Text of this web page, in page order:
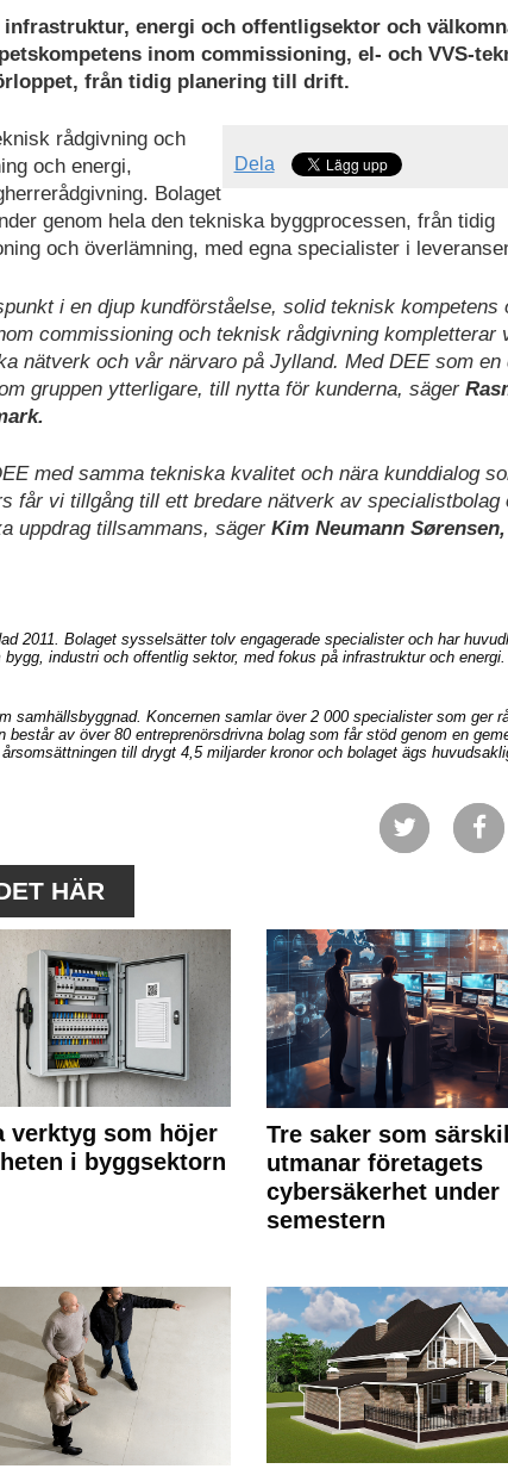
energi och offentligsektor och
inom commissioning, el- och VVS-
från tidig planering till drift.
Dela
rådgivning och
och energi,
Bolaget
genom hela den tekniska byggprocessen, från tidig
och överlämning, med egna specialister i
i en djup kundförståelse, solid teknisk kompetens
commissioning och teknisk rådgivning kompletterar
nätverk och vår närvaro på Jylland. Med DEE som en
gruppen ytterligare, till nytta för kunderna, säger
med samma tekniska kvalitet och nära kunddialog
får vi tillgång till ett bredare nätverk av specialistbolag
uppdrag tillsammans, säger Kim Neumann Sørensen,
2011. Bolaget sysselsätter tolv engagerade specialister och har
industri och offentlig sektor, med fokus på infrastruktur och energi.
samhällsbyggnad. Koncernen samlar över 2 000 specialister som ger
av över 80 entreprenörsdrivna bolag som får stöd genom en
till drygt 4,5 miljarder kronor och bolaget ägs
HÄR
verktyg som höjer
i byggsektorn
Tre saker som
utmanar företagets
cybersäkerhet under
semestern